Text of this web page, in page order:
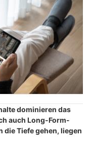
dominieren das
auch Long-Form-
die Tiefe gehen, liegen